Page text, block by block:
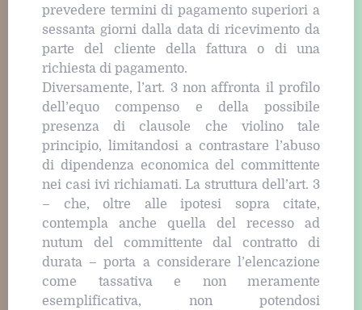
prevedere termini di pagamento superiori a
sessanta giorni dalla data di ricevimento da
parte del cliente della fattura o di una
richiesta di pagamento.
Diversamente, l’art. 3 non affronta il profilo
dell’equo compenso e della possibile
presenza di clausole che violino tale
principio, limitandosi a contrastare l’abuso
di dipendenza economica del committente
nei casi ivi richiamati. La struttura dell’art. 3
– che, oltre alle ipotesi sopra citate,
contempla anche quella del recesso ad
nutum del committente dal contratto di
durata – porta a considerare l’elencazione
come tassativa e non meramente
esemplificativa, non potendosi